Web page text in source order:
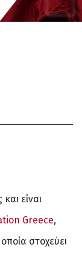
είναι
Greece,
στοχεύει